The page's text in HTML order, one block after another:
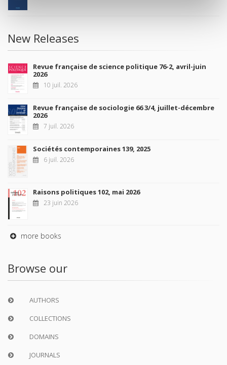
New Releases
Revue française de science politique 76-2, avril-juin
2026
10 juil. 2026
Revue française de sociologie 66 3/4, juillet-décembre
2026
7 juil. 2026
Sociétés contemporaines 139, 2025
6 juil. 2026
Raisons politiques 102, mai 2026
23 juin 2026
more books
Browse our
AUTHORS
COLLECTIONS
DOMAINS
JOURNALS